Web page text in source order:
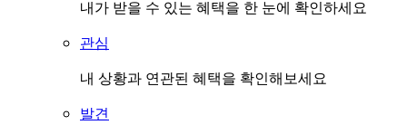
내가 받을 수 있는 혜택을 한 눈에 확인하세요
관심
내 상황과 연관된 혜택을 확인해보세요
발견